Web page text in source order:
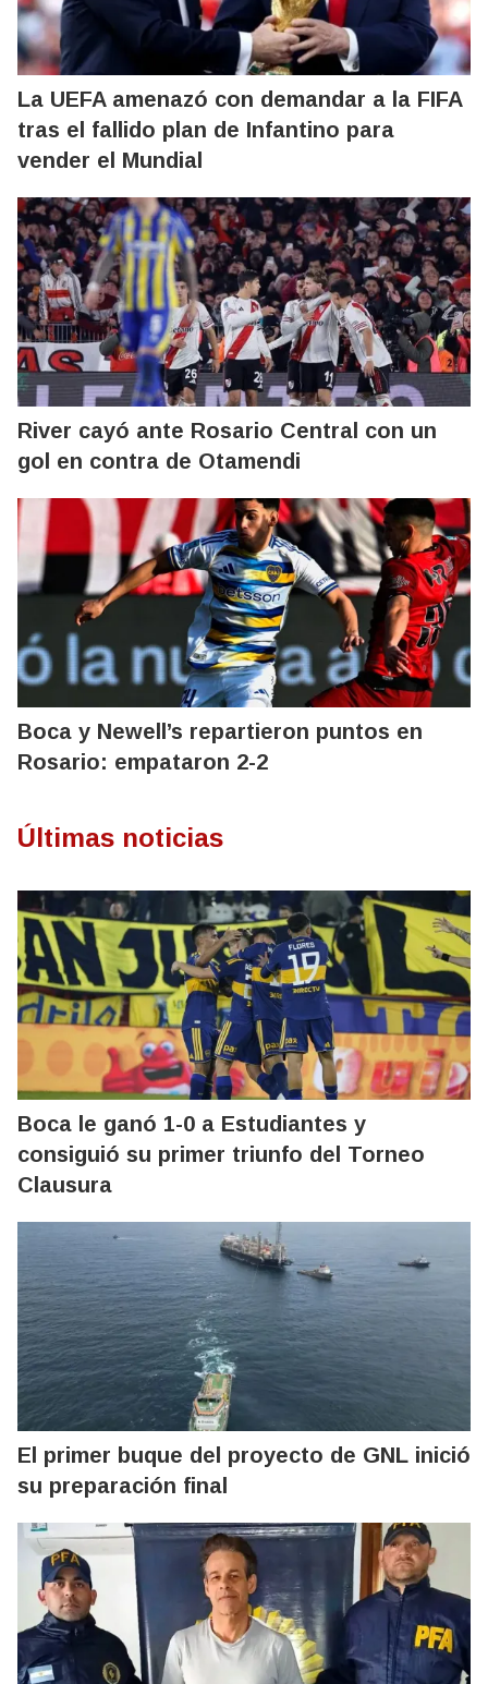
La UEFA amenazó con demandar a la FIFA
tras el fallido plan de Infantino para
vender el Mundial
River cayó ante Rosario Central con un
gol en contra de Otamendi
Boca y Newell’s repartieron puntos en
Rosario: empataron 2-2
Últimas noticias
Boca le ganó 1-0 a Estudiantes y
consiguió su primer triunfo del Torneo
Clausura
El primer buque del proyecto de GNL inició
su preparación final